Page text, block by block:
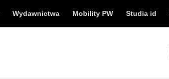
Wydawnictwa Mobility PW Studia id